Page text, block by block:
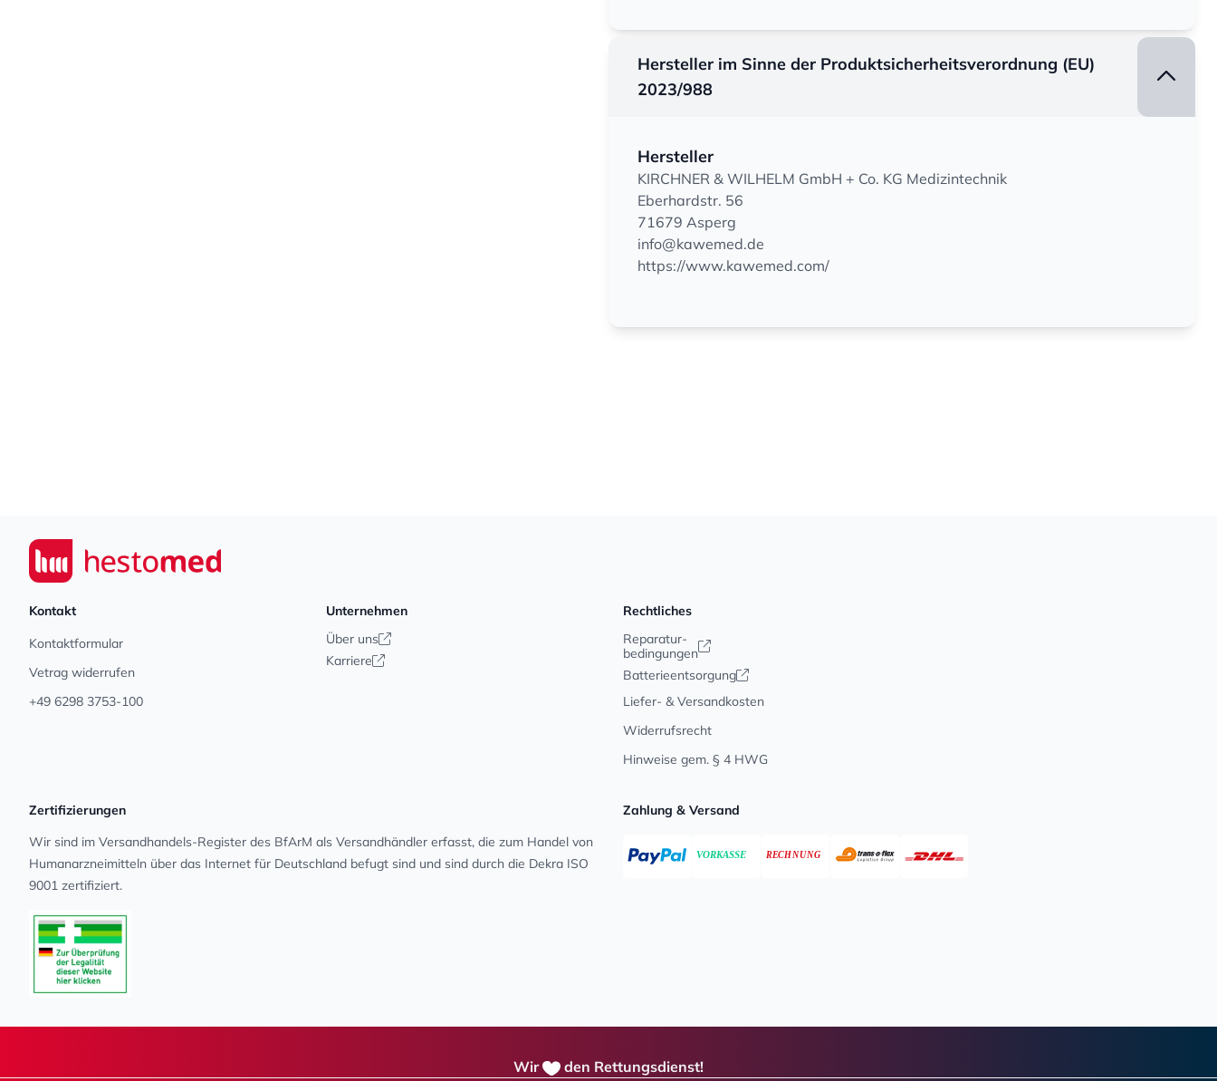
Hersteller im Sinne der Produktsicherheitsverordnung (EU)
2023/988
Hersteller
KIRCHNER & WILHELM GmbH + Co. KG Medizintechnik
Eberhardstr. 56
71679 Asperg
info@kawemed.de
https://www.kawemed.com/
Seiwert GmbH
Kontakt
Kontaktformular
Vetrag widerrufen
+49 6298 3753-100
Unternehmen
Über uns
Karriere
Rechtliches
Reparatur-
bedingungen
Batterieentsorgung
Liefer- & Versandkosten
Widerrufsrecht
Hinweise gem. § 4 HWG
Zertifizierungen
Wir sind im Versandhandels-Register des BfArM als Versandhändler erfasst, die zum Handel von
Human­arz­nei­mit­teln über das Internet für Deutschland befugt sind und sind durch die Dekra ISO
9001 zertifiziert.
Zahlung & Versand
Wir den Rettungsdienst!